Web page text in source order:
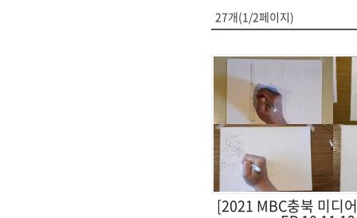
27개(1/2페이지)
[2021 MBC충북 미디